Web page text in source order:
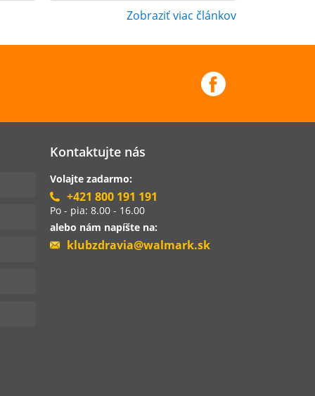
Zobraziť viac článkov
Kontaktujte nás
Volajte zadarmo:
+421 800 191 191
Po - pia: 8.00 - 16.00
alebo nám napíšte na:
klubzdravia@walmark.sk